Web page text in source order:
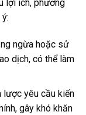
lợi ích, phương
ngừa hoặc sử
dịch, có thể làm
lược yêu cầu kiến
gây khó khăn